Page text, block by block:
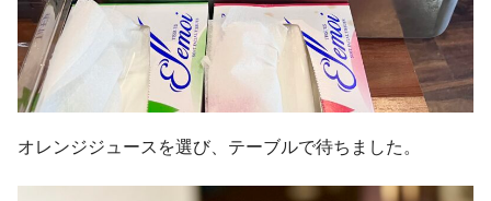
オレンジジュースを選び、テーブルで待ちました。